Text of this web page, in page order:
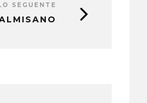
SEGUENTE